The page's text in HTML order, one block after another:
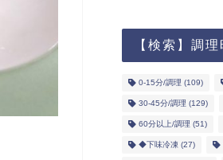
【検索】調
0-15分/調理 (109)
30-45分/調理 (129)
60分以上/調理 (51)
◆下味冷凍 (27)